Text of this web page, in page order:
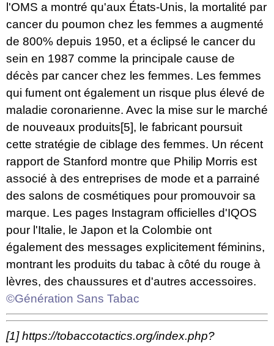
l'OMS a montré qu'aux États-Unis, la mortalité par
cancer du poumon chez les femmes a augmenté
de 800% depuis 1950, et a éclipsé le cancer du
sein en 1987 comme la principale cause de
décès par cancer chez les femmes. Les femmes
qui fument ont également un risque plus élevé de
maladie coronarienne. Avec la mise sur le marché
de nouveaux produits[5], le fabricant poursuit
cette stratégie de ciblage des femmes. Un récent
rapport de Stanford montre que Philip Morris est
associé à des entreprises de mode et a parrainé
des salons de cosmétiques pour promouvoir sa
marque. Les pages Instagram officielles d'IQOS
pour l'Italie, le Japon et la Colombie ont
également des messages explicitement féminins,
montrant les produits du tabac à côté du rouge à
lèvres, des chaussures et d'autres accessoires.
©Génération Sans Tabac
[1] https://tobaccotactics.org/index.php?